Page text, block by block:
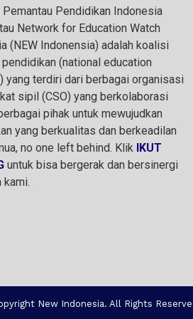
Pemantau Pendidikan Indonesia
Network for Education Watch
(NEW Indonensia) adalah koalisi
(national education
yang terdiri dari berbagai organisasi
sipil (CSO) yang berkolaborasi
pihak untuk mewujudkan
yang berkualitas dan berkeadilan
no one left behind. Klik IKUT
untuk bisa bergerak dan bersinergi
kami.
New Indonesia. All Rights